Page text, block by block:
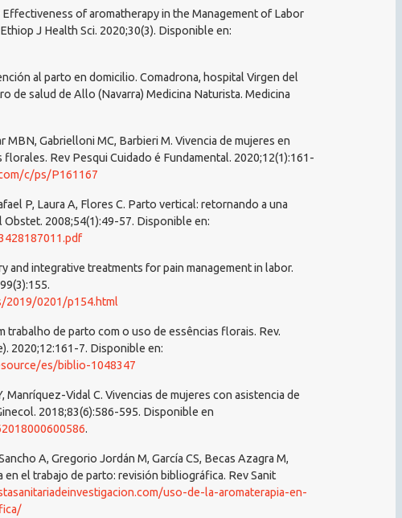
of aromatherapy in the Management of Labor
J Health Sci. 2020;30(3). Disponible en:
al parto en domicilio. Comadrona, hospital Virgen del
de salud de Allo (Navarra) Medicina Naturista. Medicina
MBN, Gabrielloni MC, Barbieri M. Vivencia de mujeres en
Rev Pesqui Cuidado é Fundamental. 2020;12(1):161-
c/ps/P161167
P, Laura A, Flores C. Parto vertical: retornando a una
2008;54(1):49-57. Disponible en:
and integrative treatments for pain management in labor.
2019/0201/p154.html
trabalho de parto com o uso de essências florais. Rev.
2020;12:161-7. Disponible en:
es/biblio-1048347
Manríquez-Vidal C. Vivencias de mujeres con asistencia de
2018;83(6):586-595. Disponible en
.
A, Gregorio Jordán M, García CS, Becas Azagra M,
en el trabajo de parto: revisión bibliográfica. Rev Sanit
uso-de-la-aromaterapia-en-